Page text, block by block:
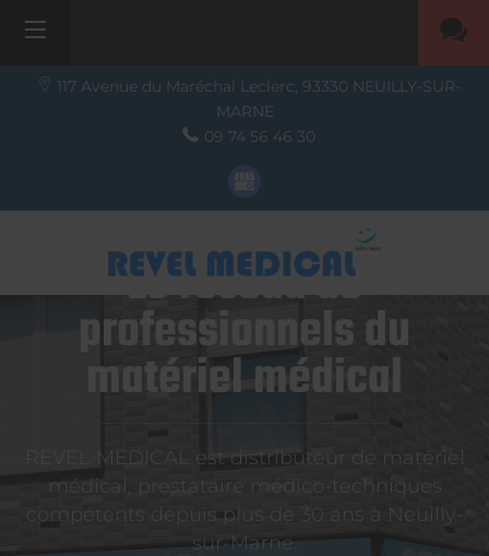
117 Avenue du Maréchal Leclerc, 93330 NEUILLY-SUR-
MARNE
09 74 56 46 30
Le réseau de
professionnels du
matériel médical
REVEL MEDICAL est distributeur de matériel
médical, prestataire médico-techniques
compétents depuis plus de 30 ans à Neuilly-
sur-Marne.